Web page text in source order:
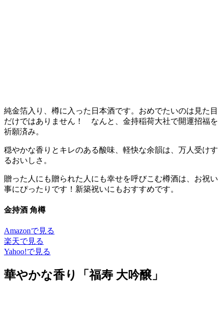
純金箔入り、樽に入った日本酒です。おめでたいのは見た目
だけではありません！ なんと、金持稲荷大社で開運招福を
祈願済み。
穏やかな香りとキレのある酸味、軽快な余韻は、万人受けす
るおいしさ。
贈った人にも贈られた人にも幸せを呼びこむ樽酒は、お祝い
事にぴったりです！新築祝いにもおすすめです。
金持酒 角樽
Amazonで見る
楽天で見る
Yahoo!で見る
華やかな香り「福寿 大吟醸」